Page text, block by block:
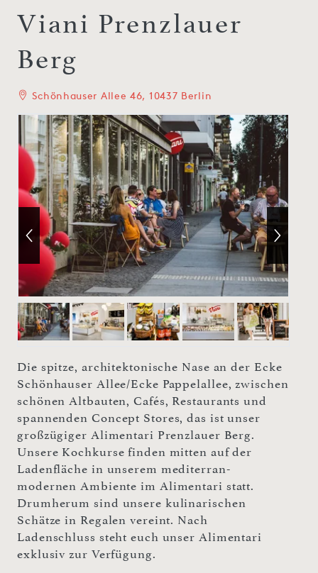
Viani Prenzlauer
Berg
Schönhauser Allee 46, 10437 Berlin
Die spitze, architektonische Nase an der Ecke
Schönhauser Allee/Ecke Pappelallee, zwischen
schönen Altbauten, Cafés, Restaurants und
spannenden Concept Stores, das ist unser
großzügiger Alimentari Prenzlauer Berg.
Unsere Kochkurse finden mitten auf der
Ladenfläche in unserem mediterran-
modernen Ambiente im Alimentari statt.
Drumherum sind unsere kulinarischen
Schätze in Regalen vereint. Nach
Ladenschluss steht euch unser Alimentari
exklusiv zur Verfügung.